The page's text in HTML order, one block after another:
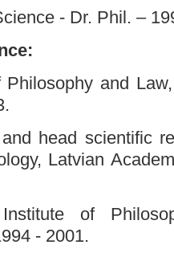
- Dr. Phil. –
and
head scientific
Latvian
of
- 2001.